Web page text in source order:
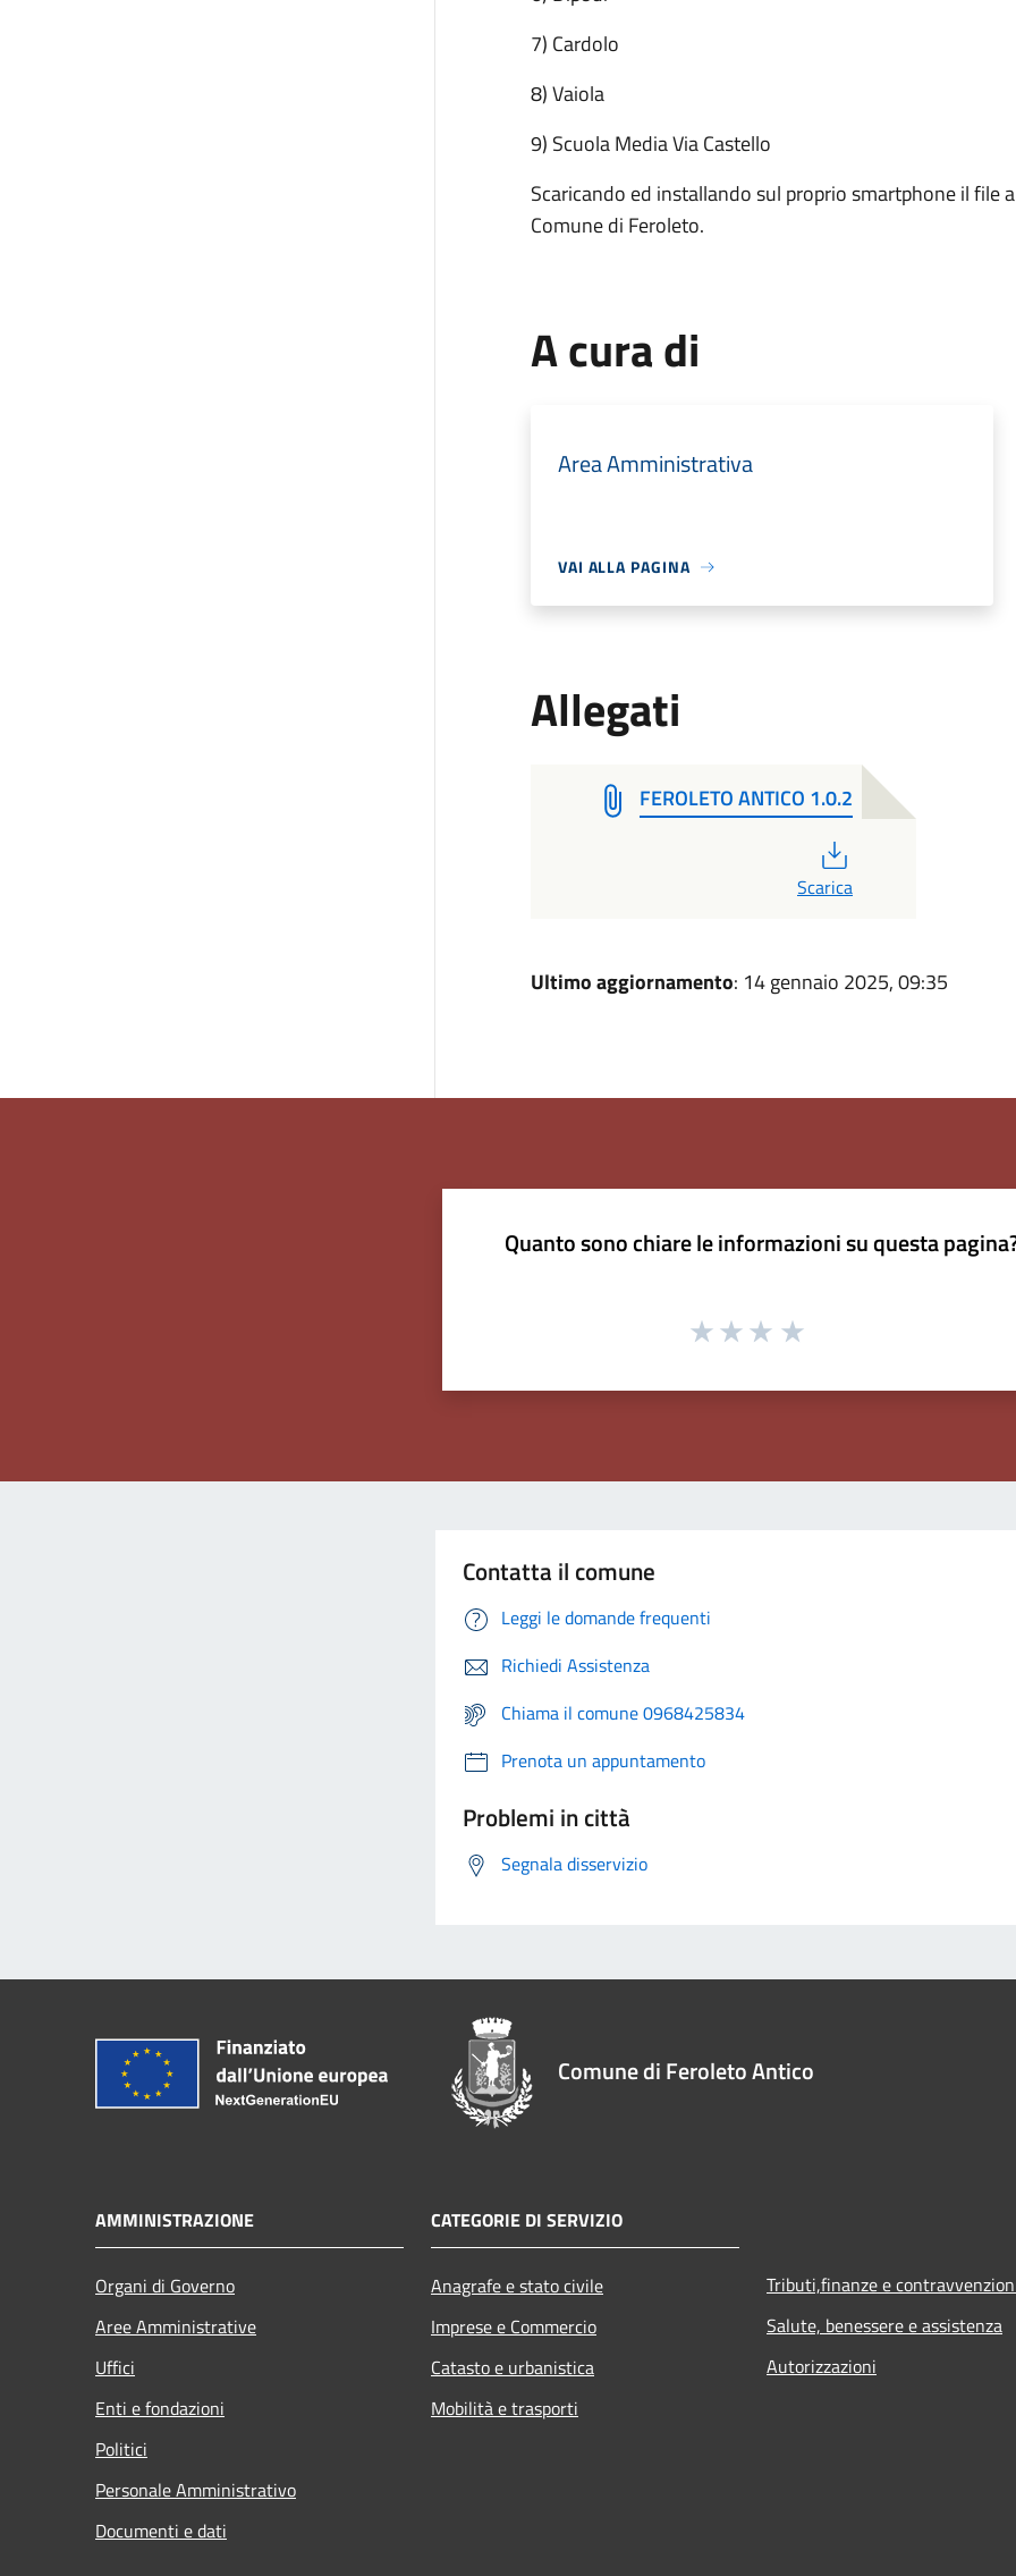
7) Cardolo
8) Vaiola
9) Scuola Media Via Castello
Scaricando ed installando sul proprio smartphone il file
Comune di Feroleto.
A cura di
Area Amministrativa
VAI ALLA PAGINA
Allegati
FEROLETO ANTICO 1.0.2
Scarica
Ultimo aggiornamento: 14 gennaio 2025, 09:35
Quanto sono chiare le informazioni su questa
Contatta il comune
Leggi le domande frequenti
Richiedi Assistenza
Chiama il comune 0968425834
Prenota un appuntamento
Problemi in città
Segnala disservizio
Comune di Feroleto Antico
AMMINISTRAZIONE
Organi di Governo
Aree Amministrative
Uffici
Enti e fondazioni
Politici
Personale Amministrativo
Documenti e dati
CATEGORIE DI SERVIZIO
Anagrafe e stato civile
Imprese e Commercio
Catasto e urbanistica
Mobilità e trasporti
Tributi,finanze e
Salute, benessere e assistenza
Autorizzazioni